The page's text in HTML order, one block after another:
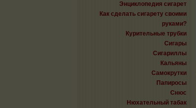
Энциклопедия сигарет
Как сделать сигарету своими
руками?
Курительные трубки
Сигары
Сигариллы
Кальяны
Самокрутки
Папиросы
Снюс
Нюхательный табак